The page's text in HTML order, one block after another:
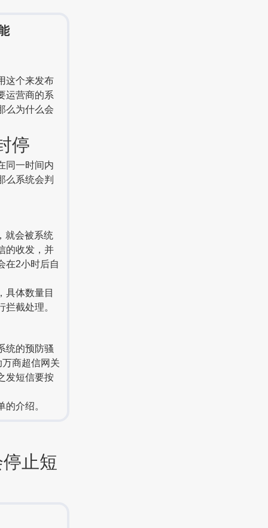
这个来发布
运营商的系
么为什么会
停
同一时间内
么系统会判
就会被系统
的收发，并
在2小时后自
体数量目
截处理。
统的预防骚
商超信网关
发短信要按
介绍。
止短